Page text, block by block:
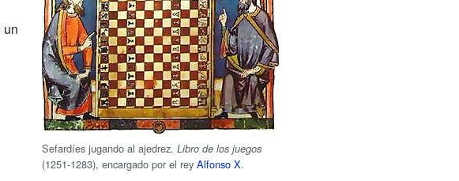
Sefardíes jugando al ajedrez.Libro de los juegos
(1251-1283), encargado por el reyAlfonso X.
un